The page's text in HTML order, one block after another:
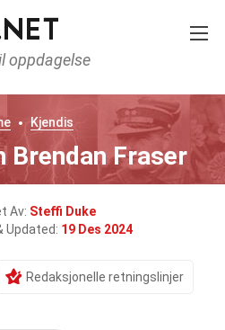
oppdagelse
Kjendis
Brendan Fraser
Av: Steffi Duke
Updated: 19 Des 2024
Redaksjonelle retningslinjer